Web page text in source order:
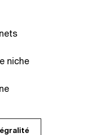
niche